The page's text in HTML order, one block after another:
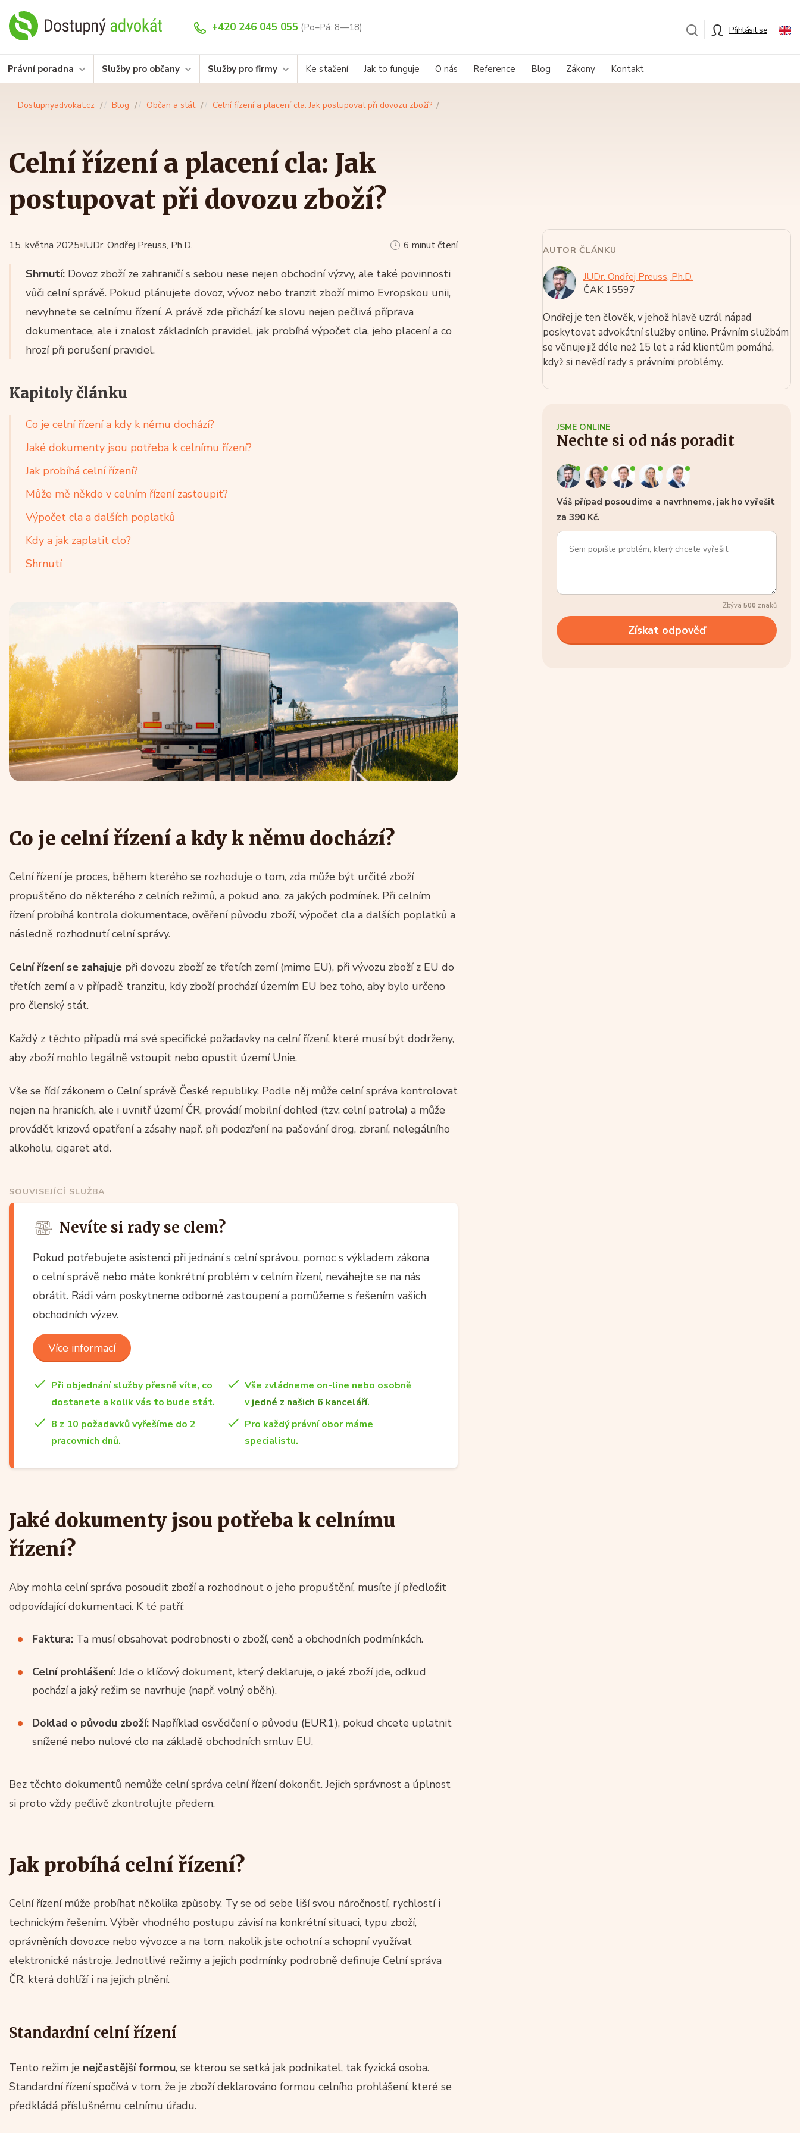
+420 246 045 055 (Po–Pá: 8—18) Přihlásit se
Právní poradna Služby pro občany Služby pro firmy Ke stažení Jak to funguje O nás Reference Blog Zákony Kontakt
Dostupnyadvokat.cz Blog Občan a stát Celní řízení a placení cla: Jak postupovat při dovozu zboží?
Celní řízení a placení cla: Jak
postupovat při dovozu zboží?
JUDr. Ondřej Preuss, Ph.D.
15. května 2025 6 minut čtení
Shrnutí: Dovoz zboží ze zahraničí s sebou nese nejen obchodní výzvy, ale také povinnosti
vůči celní správě. Pokud plánujete dovoz, vývoz nebo tranzit zboží mimo Evropskou unii,
nevyhnete se celnímu řízení. A právě zde přichází ke slovu nejen pečlivá příprava
dokumentace, ale i znalost základních pravidel, jak probíhá výpočet cla, jeho placení a co
hrozí při porušení pravidel.
Kapitoly článku
Co je celní řízení a kdy k němu dochází?
Jaké dokumenty jsou potřeba k celnímu řízení?
Jak probíhá celní řízení?
Může mě někdo v celním řízení zastoupit?
Výpočet cla a dalších poplatků
Kdy a jak zaplatit clo?
Shrnutí
Co je celní řízení a kdy k němu dochází?
Celní řízení je proces, během kterého se rozhoduje o tom, zda může být určité zboží
propuštěno do některého z celních režimů, a pokud ano, za jakých podmínek. Při celním
řízení probíhá kontrola dokumentace, ověření původu zboží, výpočet cla a dalších poplatků a
následně rozhodnutí celní správy.
Celní řízení se zahajuje při dovozu zboží ze třetích zemí (mimo EU), při vývozu zboží z EU do
třetích zemí a v případě tranzitu, kdy zboží prochází územím EU bez toho, aby bylo určeno
pro členský stát.
Každý z těchto případů má své specifické požadavky na celní řízení, které musí být dodrženy,
aby zboží mohlo legálně vstoupit nebo opustit území Unie.
Vše se řídí zákonem o Celní správě České republiky. Podle něj může celní správa kontrolovat
nejen na hranicích, ale i uvnitř území ČR, provádí mobilní dohled (tzv. celní patrola) a může
provádět krizová opatření a zásahy např. při podezření na pašování drog, zbraní, nelegálního
alkoholu, cigaret atd.
SOUVISEJÍCÍ SLUŽBA
Nevíte si rady se clem?
Pokud potřebujete asistenci při jednání s celní správou, pomoc s výkladem zákona
o celní správě nebo máte konkrétní problém v celním řízení, neváhejte se na nás
obrátit. Rádi vám poskytneme odborné zastoupení a pomůžeme s řešením vašich
obchodních výzev.
Více informací
Při objednání služby přesně víte, co
dostanete a kolik vás to bude stát.
Vše zvládneme on-line nebo osobně
vjedné z našich 6 kanceláří.
8 z 10 požadavků vyřešíme do 2
pracovních dnů.
Pro každý právní obor máme
specialistu.
Jaké dokumenty jsou potřeba k celnímu
řízení?
Aby mohla celní správa posoudit zboží a rozhodnout o jeho propuštění, musíte jí předložit
odpovídající dokumentaci. K té patří:
Faktura: Ta musí obsahovat podrobnosti o zboží, ceně a obchodních podmínkách.
Celní prohlášení:Jde o klíčový dokument, který deklaruje, o jaké zboží jde, odkud
pochází a jaký režim se navrhuje (např. volný oběh).
Doklad o původu zboží: Například osvědčení o původu (EUR.1), pokud chcete uplatnit
snížené nebo nulové clo na základě obchodních smluv EU.
Bez těchto dokumentů nemůže celní správa celní řízení dokončit. Jejich správnost a úplnost
si proto vždy pečlivě zkontrolujte předem.
Jak probíhá celní řízení?
Celní řízení může probíhat několika způsoby. Ty se od sebe liší svou náročností, rychlostí i
technickým řešením. Výběr vhodného postupu závisí na konkrétní situaci, typu zboží,
oprávněních dovozce nebo vývozce a na tom, nakolik jste ochotní a schopní využívat
elektronické nástroje. Jednotlivé režimy a jejich podmínky podrobně definuje Celní správa
ČR, která dohlíží i na jejich plnění.
Standardní celní řízení
Tento režim je nejčastější formou, se kterou se setká jak podnikatel, tak fyzická osoba.
Standardní řízení spočívá v tom, že je zboží deklarováno formou celního prohlášení, které se
předkládá příslušnému celnímu úřadu.
AUTOR ČLÁNKU
JUDr. Ondřej Preuss, Ph.D.
ČAK 15597
Ondřej je ten člověk, v jehož hlavě uzrál nápad
poskytovat advokátní služby online. Právním službám
se věnuje již déle než 15 let a rád klientům pomáhá,
když si nevědí rady s právními problémy.
JSME ONLINE
Nechte si od nás poradit
Váš případ posoudíme a navrhneme, jak ho vyřešit
za 390 Kč.
Zbývá 500 znaků